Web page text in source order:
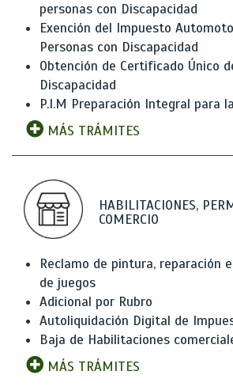
personas con Discapacidad
Exención del Impuesto
Personas con Discapacidad
Obtención de Certificado Único
Discapacidad
P.I.M Preparación Integral para
MÁS TRÁMITES
HABILITACIONES,
COMERCIO
Reclamo de pintura, reparación
de juegos
Adicional por Rubro
Autoliquidación Digital de
Baja de Habilitaciones
MÁS TRÁMITES